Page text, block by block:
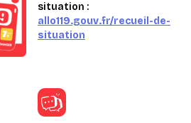
situation :
allo119.gouv.fr/recueil-de-
situation